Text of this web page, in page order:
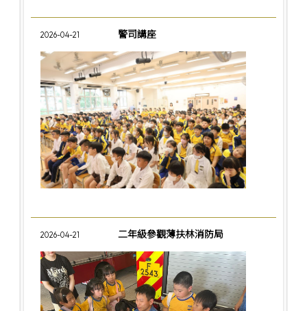
2026-04-21 警司講座
2026-04-21 二年級參觀薄扶林消防局